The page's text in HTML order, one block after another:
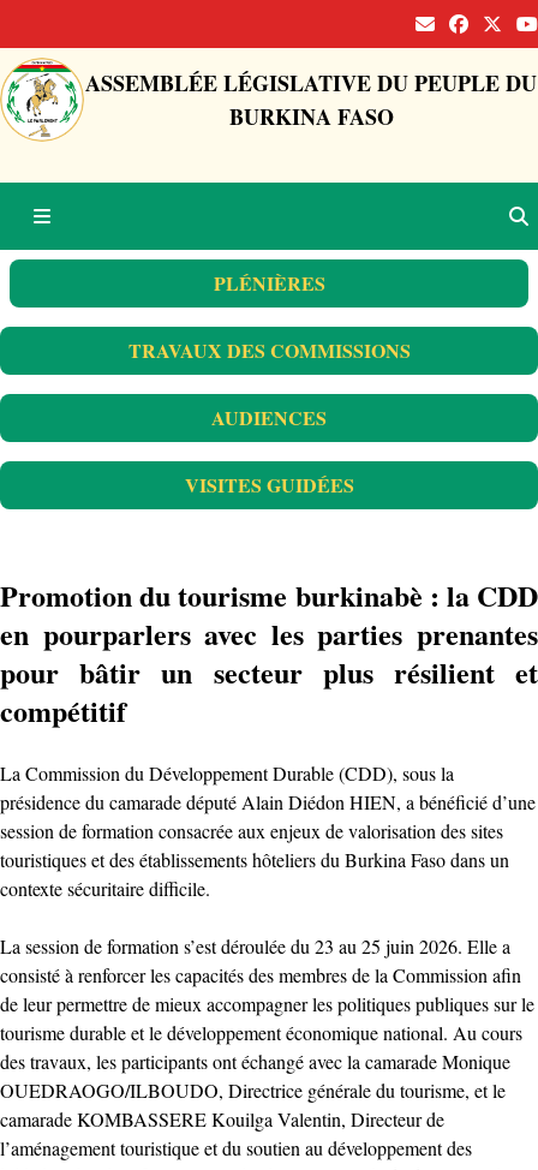
ASSEMBLÉE LÉGISLATIVE DU PEUPLE DU
BURKINA FASO
PLÉNIÈRES
TRAVAUX DES COMMISSIONS
AUDIENCES
VISITES GUIDÉES
Promotion du tourisme burkinabè : la CDD
en pourparlers avec les parties prenantes
pour bâtir un secteur plus résilient et
compétitif
La Commission du Développement Durable (CDD), sous la
présidence du camarade député Alain Diédon HIEN, a bénéficié d’une
session de formation consacrée aux enjeux de valorisation des sites
touristiques et des établissements hôteliers du Burkina Faso dans un
contexte sécuritaire difficile.
La session de formation s’est déroulée du 23 au 25 juin 2026. Elle a
consisté à renforcer les capacités des membres de la Commission afin
de leur permettre de mieux accompagner les politiques publiques sur le
tourisme durable et le développement économique national. Au cours
des travaux, les participants ont échangé avec la camarade Monique
OUEDRAOGO/ILBOUDO, Directrice générale du tourisme, et le
camarade KOMBASSERE Kouilga Valentin, Directeur de
l’aménagement touristique et du soutien au développement des